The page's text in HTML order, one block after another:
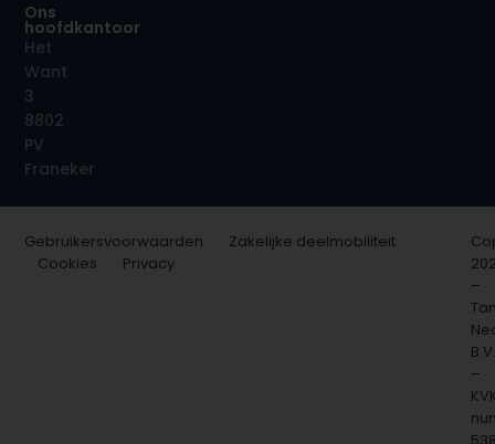
Ons
hoofdkantoor
Het
Want
3
8802
PV
Franeker
Gebruikersvoorwaarden
Zakelijke deelmobiliteit
Cookies
Privacy
–
B.V.
–